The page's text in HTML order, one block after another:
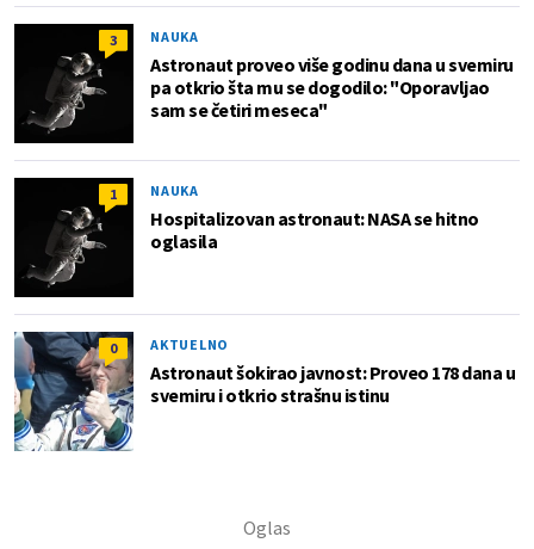
3 NAUKA
Astronaut proveo više godinu dana u svemiru
pa otkrio šta mu se dogodilo: "Oporavljao
sam se četiri meseca"
1 NAUKA
Hospitalizovan astronaut: NASA se hitno
oglasila
0 AKTUELNO
Astronaut šokirao javnost: Proveo 178 dana u
svemiru i otkrio strašnu istinu